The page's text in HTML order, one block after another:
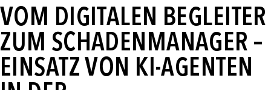
VOM DIGITALEN BEGLEITER
ZUM SCHADENMANAGER –
EINSATZ VON KI-AGENTEN